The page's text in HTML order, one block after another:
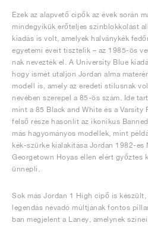
Ezek az alapvető cipők az évek során
mindegyikük erőteljes színblokkolást
kiadás is volt, amelyek halványkék
egyetemi éveit tisztelik – az 1985-ös
nak nevezték el. A University Blue
hogy ismét utaljon Jordan alma
modell is, amely az eredeti stílusnak
nevében szerepel a 85-ös szám. Ide
mint a 85 Black and White és a Varsity
felső része hasonlít az ikonikus
más hagyományos modellek, mint
kék-szürke kialakítása Jordan 1982-es
Georgetown Hoyas ellen elért győztes
ünnepli.
Sok más Jordan 1 High cipő is készült,
legendás névadó múltjának fontos
ban megjelent a Laney, amelynek